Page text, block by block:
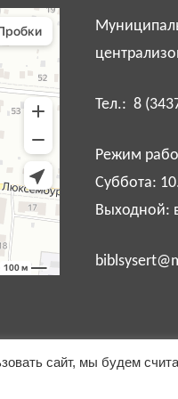
Тел.: 8
Режим
Суббота:
Выходной:
сайт, мы будем